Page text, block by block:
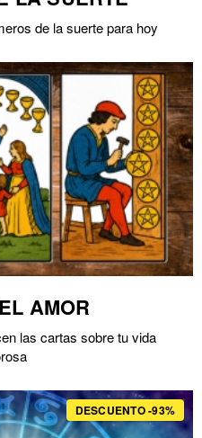
de la suerte para hoy
AMOR
las cartas sobre tu vida
DESCUENTO -93%